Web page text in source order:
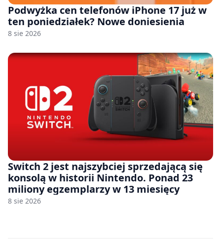
Podwyżka cen telefonów iPhone 17 już w
ten poniedziałek? Nowe doniesienia
8 sie 2026
Switch 2 jest najszybciej sprzedającą się
konsolą w historii Nintendo. Ponad 23
miliony egzemplarzy w 13 miesięcy
8 sie 2026